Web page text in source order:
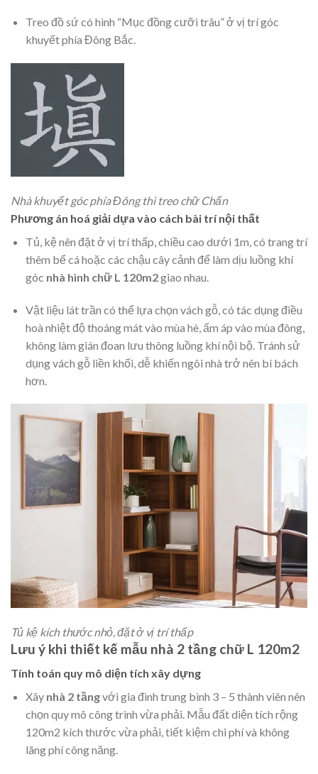
Treo đồ sứ có hình “Mục đồng cưỡi trâu” ở vị trí góc
khuyết phía Đông Bắc.
Nhà khuyết góc phía Đông thì treo chữ Chấn
Phương án hoá giải dựa vào cách bài trí nội thất
Tủ, kệ nên đặt ở vị trí thấp, chiều cao dưới 1m, có trang trí
thêm bể cá hoặc các chậu cây cảnh để làm dịu luồng khí
góc nhà hình chữ L 120m2giao nhau.
Vật liệu lát trần có thể lựa chọn vách gỗ, có tác dụng điều
hoà nhiệt độ thoáng mát vào mùa hè, ấm áp vào mùa đông,
không làm gián đoan lưu thông luồng khí nội bộ. Tránh sử
dụng vách gỗ liền khối, dễ khiến ngôi nhà trở nên bí bách
hơn.
Tủ kệ kích thước nhỏ, đặt ở vị trí thấp
Lưu ý khi thiết kế mẫu nhà 2 tầng chữ L 120m2
Tính toán quy mô diện tích xây dựng
Xây nhà 2 tầngvới gia đình trung bình 3 – 5 thành viên nên
chọn quy mô công trình vừa phải. Mẫu đất diện tích rộng
120m2 kích thước vừa phải, tiết kiệm chi phí và không
lãng phí công năng.